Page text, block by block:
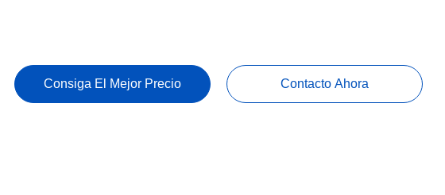
Consiga El Mejor Precio Contacto Ahora